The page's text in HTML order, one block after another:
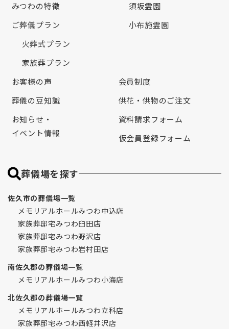
みつわの特徴
ご葬儀プラン
火葬式プラン
家族葬プラン
須坂霊園
小布施霊園
お客様の声
葬儀の豆知識
お知らせ・
イベント情報
会員制度
供花・供物のご注文
資料請求フォーム
仮会員登録フォーム
葬儀場を探す
佐久市の葬儀場一覧
メモリアルホールみつわ中込店
家族葬邸宅みつわ臼田店
家族葬邸宅みつわ野沢店
家族葬邸宅みつわ岩村田店
南佐久郡の葬儀場一覧
メモリアルホールみつわ小海店
北佐久郡の葬儀場一覧
メモリアルホールみつわ立科店
家族葬邸宅みつわ西軽井沢店